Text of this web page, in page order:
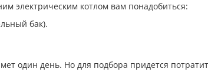
электрическим котлом вам понадобиться:
бак).
один день. Но для подбора придется